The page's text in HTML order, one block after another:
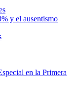
y el ausentismo
en la Primera